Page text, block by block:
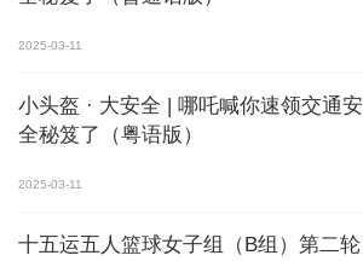
2025-03-11
小头盔 · 大安全 | 哪吒喊你速领交通安
全秘笈了（粤语版）
2025-03-11
十五运五人篮球女子组（B组）第二轮